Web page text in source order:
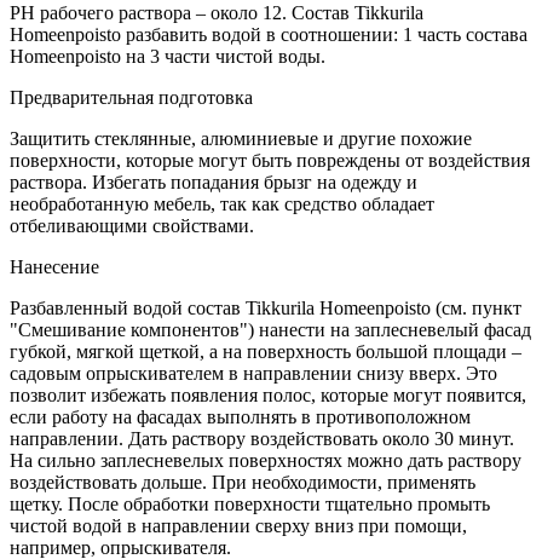
PH рабочего раствора – около 12. Состав Tikkurila
Homeenpoisto разбавить водой в соотношении: 1 часть состава
Homeenpoisto на 3 части чистой воды.
Предварительная подготовка
Защитить стеклянные, алюминиевые и другие похожие
поверхности, которые могут быть повреждены от воздействия
раствора. Избегать попадания брызг на одежду и
необработанную мебель, так как средство обладает
отбеливающими свойствами.
Нанесение
Разбавленный водой состав Tikkurila Homeenpoisto (см. пункт
"Смешивание компонентов") нанести на заплесневелый фасад
губкой, мягкой щеткой, а на поверхность большой площади –
садовым опрыскивателем в направлении снизу вверх. Это
позволит избежать появления полос, которые могут появится,
если работу на фасадах выполнять в противоположном
направлении. Дать раствору воздействовать около 30 минут.
На сильно заплесневелых поверхностях можно дать раствору
воздействовать дольше. При необходимости, применять
щетку. После обработки поверхности тщательно промыть
чистой водой в направлении сверху вниз при помощи,
например, опрыскивателя.